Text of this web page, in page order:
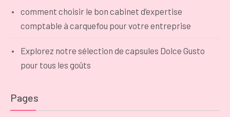
comment choisir le bon cabinet d’expertise
comptable à carquefou pour votre entreprise
Explorez notre sélection de capsules Dolce Gusto
pour tous les goûts
Pages